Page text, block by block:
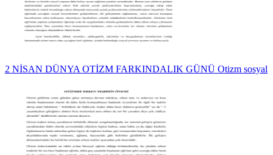
2 NİSAN DÜNYA OTİZM FARKINDALIK GÜNÜ Otizm sosyal